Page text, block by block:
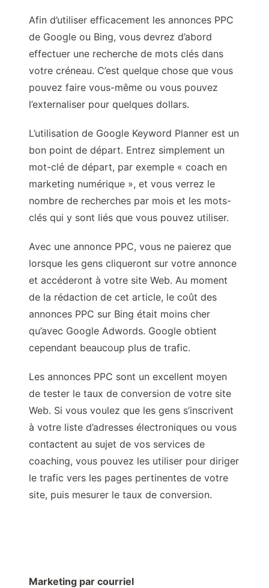
Afin d’utiliser efficacement les annonces PPC
de Google ou Bing, vous devrez d’abord
effectuer une recherche de mots clés dans
votre créneau. C’est quelque chose que vous
pouvez faire vous-même ou vous pouvez
l’externaliser pour quelques dollars.
L’utilisation de Google Keyword Planner est un
bon point de départ. Entrez simplement un
mot-clé de départ, par exemple « coach en
marketing numérique », et vous verrez le
nombre de recherches par mois et les mots-
clés qui y sont liés que vous pouvez utiliser.
Avec une annonce PPC, vous ne paierez que
lorsque les gens cliqueront sur votre annonce
et accéderont à votre site Web. Au moment
de la rédaction de cet article, le coût des
annonces PPC sur Bing était moins cher
qu’avec Google Adwords. Google obtient
cependant beaucoup plus de trafic.
Les annonces PPC sont un excellent moyen
de tester le taux de conversion de votre site
Web. Si vous voulez que les gens s’inscrivent
à votre liste d’adresses électroniques ou vous
contactent au sujet de vos services de
coaching, vous pouvez les utiliser pour diriger
le trafic vers les pages pertinentes de votre
site, puis mesurer le taux de conversion.
Marketing par courriel